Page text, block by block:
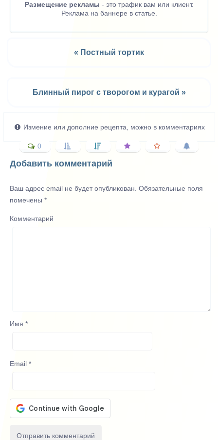
Размещение рекламы - это трафик вам или клиент.
Реклама на баннере в статье.
« Постный тортик
Блинный пирог с творогом и курагой »
Измение или дополние рецепта, можно в комментариях
0
Добавить комментарий
Ваш адрес email не будет опубликован. Обязательные поля
помечены *
Комментарий
Имя *
Email *